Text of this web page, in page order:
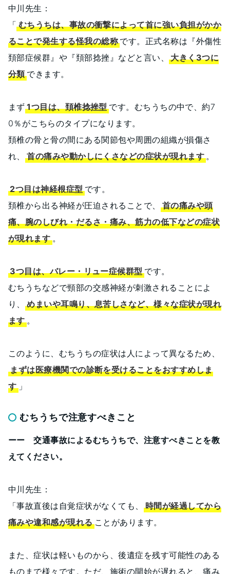
中川先生：
「むちうちは、事故の衝撃によって首に強い負担がかか
ることで発生する怪我の総称です。正式名称は『外傷性
頚部症候群』や『頚部捻挫』などと言い、大きく3つに
分類 できます。
まず 1つ目は、頚椎捻挫型 です。むちうちの中で、約7
0％がこちらのタイプになります。
頚椎の骨と骨の間にある関節包や周囲の組織が損傷さ
れ、
首の痛みや動かしにくさなどの症状が現れます。
2つ目は神経根症型です。
頚椎から出る神経が圧迫されることで、
首の痛みや頭
痛、腕のしびれ・だるさ・痛み、筋力の低下などの症状
が現れます。
3つ目は、バレー・リュー症候群型 です。
むちうちなどで頸部の交感神経が刺激されることによ
り、
めまいや耳鳴り、息苦しさなど、様々な症状が現れ
ます 。
このように、むちうちの症状は人によって異なるため、
まずは医療機関での診断を受けることをおすすめしま
す」
むちうちで注意すべきこと
ーー 交通事故によるむちうちで、注意すべきことを教
えてください。
中川先生：
「事故直後は自覚症状がなくても、
時間が経過してから
痛みや違和感が現れる ことがあります。
また、症状は軽いものから、後遺症を残す可能性のある
ものまで様々です。ただ、施術の開始が遅れると、痛み